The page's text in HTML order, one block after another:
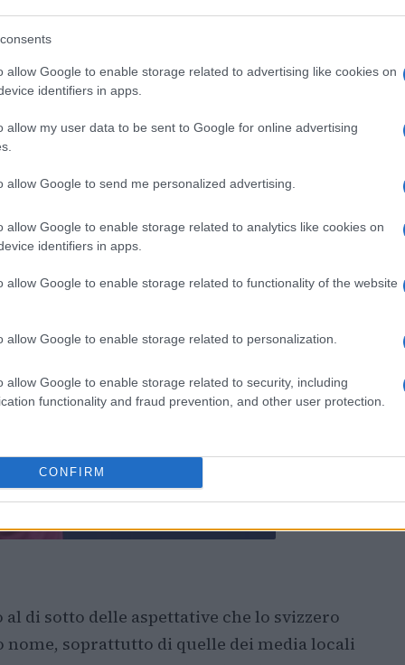
allow Google to enable storage related to advertising like cookies on
identifiers in apps.
allow my user data to be sent to Google for online advertising
allow Google to send me personalized advertising.
allow Google to enable storage related to analytics like cookies on
identifiers in apps.
allow Google to enable storage related to functionality of the website
allow Google to enable storage related to personalization.
allow Google to enable storage related to security, including
functionality and fraud prevention, and other user protection.
CONFIRM
28 Marzo 1985 in una famiglia di tennisti
hanno giocato a questo sport.
Man, iniziò a giocare a otto anni,
a 14 anni
Roland Garros ragazzi.
di sotto delle aspettative che lo svizzero
soprattutto di quelle dei media locali